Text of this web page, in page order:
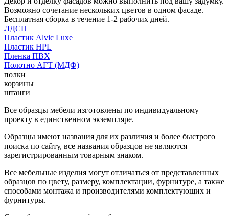
Возможно сочетание нескольких цветов в одном фасаде.
Бесплатная сборка в течение 1-2 рабочих дней.
ЛДСП
Пластик Alvic Luxe
Пластик HPL
Пленка ПВХ
Полотно АГТ (МДФ)
полки
корзины
штанги
Все образцы мебели изготовлены по индивидуальному
проекту в единственном экземпляре.
Образцы имеют названия для их различия и более быстрого
поиска по сайту, все названия образцов не являются
зарегистрированным товарным знаком.
Все мебельные изделия могут отличаться от представленных
образцов по цвету, размеру, комплектации, фурнитуре, а также
способами монтажа и производителями комплектующих и
фурнитуры.